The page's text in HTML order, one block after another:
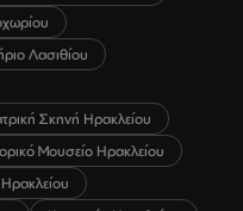
Λασιθίου
Σκηνή Ηρακλείου
Μουσείο Ηρακλείου